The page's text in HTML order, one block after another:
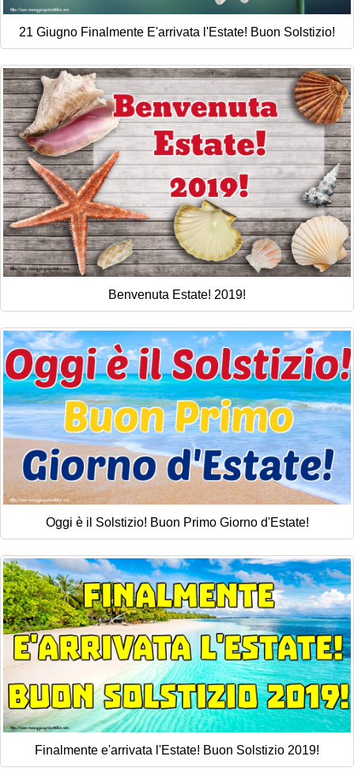
21 Giugno Finalmente E'arrivata l'Estate! Buon Solstizio!
Benvenuta Estate! 2019!
Oggi è il Solstizio! Buon Primo Giorno d'Estate!
Finalmente e'arrivata l'Estate! Buon Solstizio 2019!